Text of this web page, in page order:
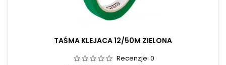
TAŚMA KLEJACA 12/50M ZIELONA
Recenzje: 0